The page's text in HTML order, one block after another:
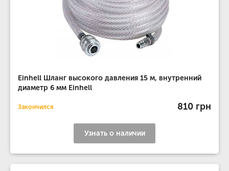
Einhell Шланг высокого давления 15 м, внутренний
диаметр 6 мм Einhell
Закончился 810 грн
Узнать о наличии